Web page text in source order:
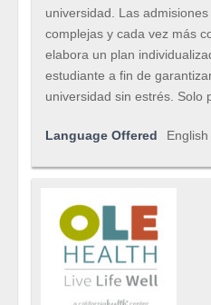
universidad. Las
complejas y cada vez más
elabora un plan
estudiante a fin de
universidad sin estrés. Solo
Language Offered English